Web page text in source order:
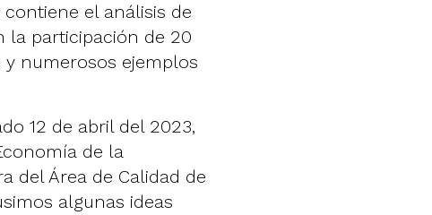
el análisis de
la participación de 20
y numerosos ejemplos
12 de abril del 2023,
de la
del Área de Calidad de
algunas ideas